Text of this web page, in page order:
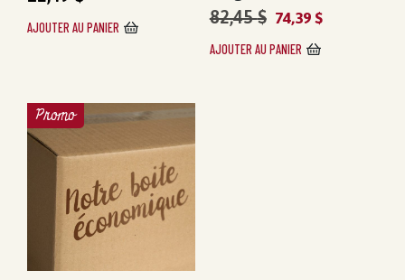
AJOUTER AU PANIER
82,45$ Le
initial
74,39 $Le
AJOUTER AU PANIER
Promo